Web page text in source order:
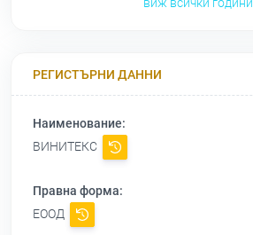
виж всички години
РЕГИСТЪРНИ ДАННИ
Наименование:
ВИНИТЕКС
Правна форма:
ЕООД